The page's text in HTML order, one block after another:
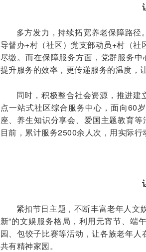
多方发力，持续拓宽养老保障路径
导督办+村（社区）党支部动员+村（
尽缴。而在保障服务方面，党群服务
提升服务的效率，更传递服务的温度，
同时，积极整合社会资源，推进
点一站式社区综合服务中心，面向60
座、养生知识分享会、爱国主题教育
目前，累计服务2500余人次，用实际行
紧扣节日主题，不断丰富老年人文
新”的文娱服务格局，利用元宵节、端
园、包饺子比赛等活动，让各族老年
共有精神家园。